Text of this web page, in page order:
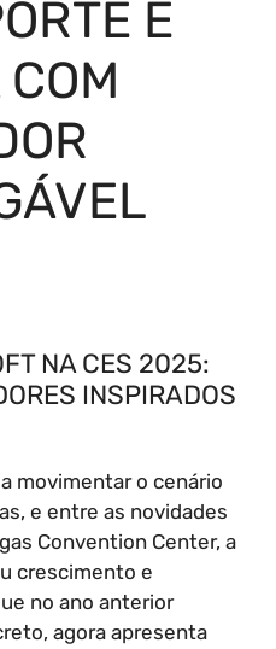
E
NA CES 2025:
INSPIRADOS
movimentar o cenário
e entre as novidades
Convention Center, a
crescimento e
no ano anterior
agora apresenta